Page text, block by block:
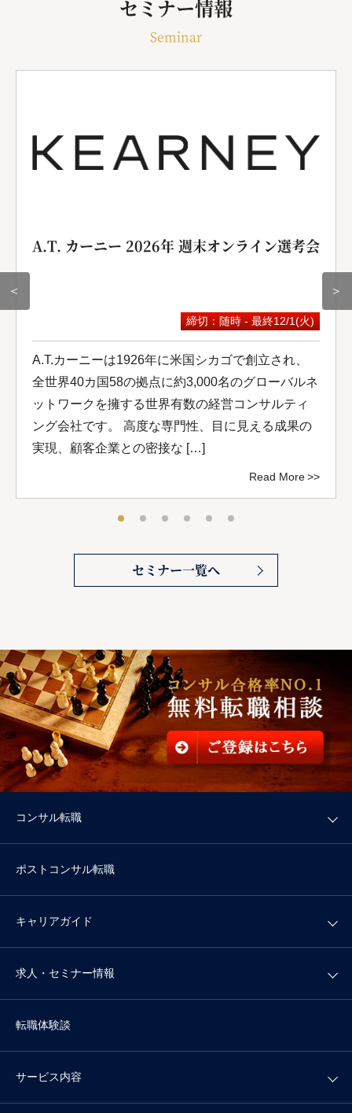
セミナー情報
Seminar
＜
A.T. カーニー 2026年 週末オンライン選考会
締切：随時 - 最終12/1(火)
A.T.カーニーは1926年に米国シカゴで創立され、
全世界40カ国58の拠点に約3,000名のグローバルネ
ットワークを擁する世界有数の経営コンサルティ
ング会社です。 高度な専門性、目に見える成果の
実現、顧客企業との密接な […]
Read More
＞
セミナー一覧へ
コンサル転職
ポストコンサル転職
キャリアガイド
求人・セミナー情報
転職体験談
サービス内容